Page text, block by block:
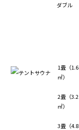
ダブル
1畳（1.6
㎡）
2畳（3.2
㎡）
3畳（4.8